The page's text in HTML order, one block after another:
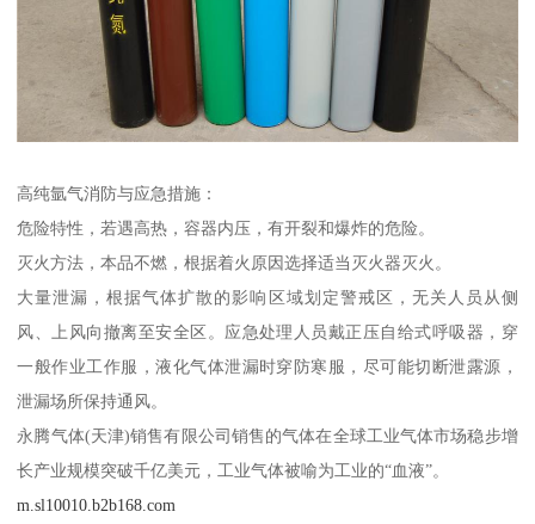
高纯氩气消防与应急措施：
危险特性，若遇高热，容器内压，有开裂和爆炸的危险。
灭火方法，本品不燃，根据着火原因选择适当灭火器灭火。
大量泄漏，根据气体扩散的影响区域划定警戒区，无关人员从侧
风、上风向撤离至安全区。应急处理人员戴正压自给式呼吸器，穿
一般作业工作服，液化气体泄漏时穿防寒服，尽可能切断泄露源，
泄漏场所保持通风。
永腾气体(天津)销售有限公司销售的气体在全球工业气体市场稳步增
长产业规模突破千亿美元，工业气体被喻为工业的“血液”。
m.sl10010.b2b168.com